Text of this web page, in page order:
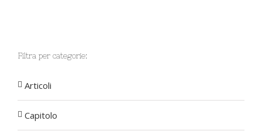
Filtra per categorie:
Articoli
Capitolo